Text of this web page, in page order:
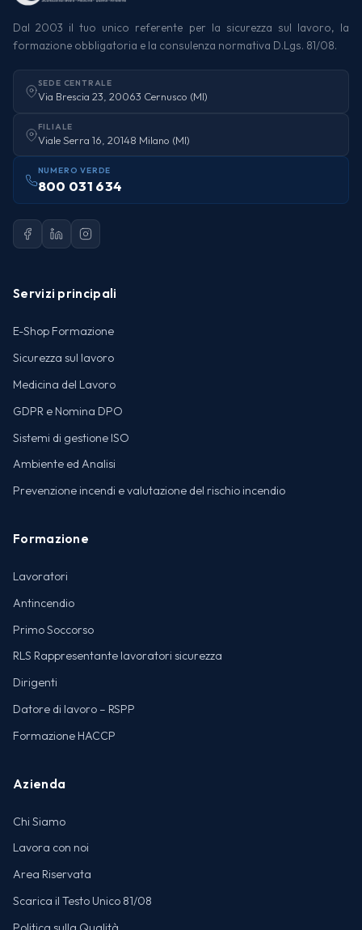
Dal 2003 il tuo unico referente per la sicurezza sul lavoro, la
formazione obbligatoria e la consulenza normativa D.Lgs. 81/08.
SEDE CENTRALE
Via Brescia 23, 20063 Cernusco (MI)
FILIALE
Viale Serra 16, 20148 Milano (MI)
NUMERO VERDE
800 031 634
Servizi principali
E-Shop Formazione
Sicurezza sul lavoro
Medicina del Lavoro
GDPR e Nomina DPO
Sistemi di gestione ISO
Ambiente ed Analisi
Prevenzione incendi e valutazione del rischio incendio
Formazione
Lavoratori
Antincendio
Primo Soccorso
RLS Rappresentante lavoratori sicurezza
Dirigenti
Datore di lavoro – RSPP
Formazione HACCP
Azienda
Chi Siamo
Lavora con noi
Area Riservata
Scarica il Testo Unico 81/08